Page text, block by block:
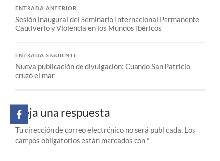
ENTRADA ANTERIOR
Sesión inaugural del Seminario Internacional Permanente
Cautiverio y Violencia en los Mundos Ibéricos
ENTRADA SIGUIENTE
Nueva publicación de divulgación: Cuando San Patricio
cruzó el mar
Deja una respuesta
Tu dirección de correo electrónico no será publicada. Los
campos obligatorios están marcados con *